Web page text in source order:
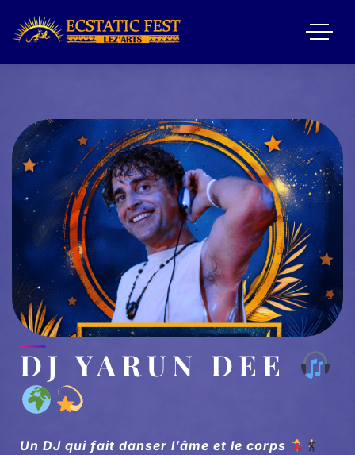
DJ YARUN DEE
Un DJ qui fait danser l’âme et le corps